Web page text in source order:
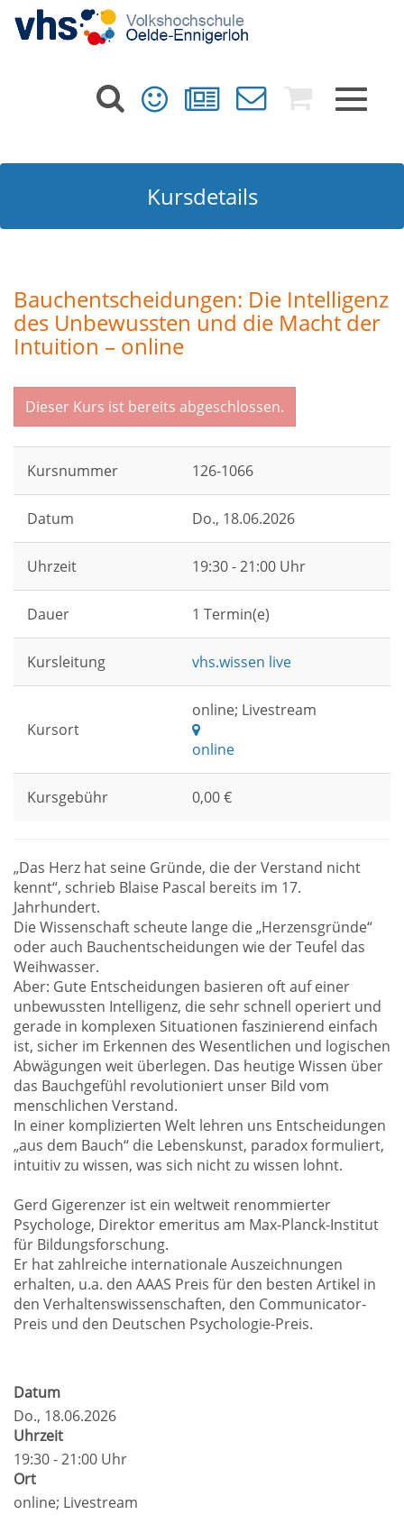
Toggle
Kursdetails
Bauchentscheidungen: Die Intelligenz
des Unbewussten und die Macht der
Intuition – online
Dieser Kurs ist bereits abgeschlossen.
Kursnummer 126-1066
Datum Do., 18.06.2026
Uhrzeit 19:30 - 21:00 Uhr
Dauer 1 Termin(e)
Kursleitung vhs.wissen live
Kursort
online; Livestream
online
Kursgebühr 0,00 €
„Das Herz hat seine Gründe, die der Verstand nicht
kennt“, schrieb Blaise Pascal bereits im 17.
Jahrhundert.
Die Wissenschaft scheute lange die „Herzensgründe“
oder auch Bauchentscheidungen wie der Teufel das
Weihwasser.
Aber: Gute Entscheidungen basieren oft auf einer
unbewussten Intelligenz, die sehr schnell operiert und
gerade in komplexen Situationen faszinierend einfach
ist, sicher im Erkennen des Wesentlichen und logischen
Abwägungen weit überlegen. Das heutige Wissen über
das Bauchgefühl revolutioniert unser Bild vom
menschlichen Verstand.
In einer komplizierten Welt lehren uns Entscheidungen
„aus dem Bauch“ die Lebenskunst, paradox formuliert,
intuitiv zu wissen, was sich nicht zu wissen lohnt.
Gerd Gigerenzer ist ein weltweit renommierter
Psychologe, Direktor emeritus am Max-Planck-Institut
für Bildungsforschung.
Er hat zahlreiche internationale Auszeichnungen
erhalten, u.a. den AAAS Preis für den besten Artikel in
den Verhaltenswissenschaften, den Communicator-
Preis und den Deutschen Psychologie-Preis.
Datum
Do., 18.06.2026
Uhrzeit
19:30 - 21:00 Uhr
Ort
online; Livestream